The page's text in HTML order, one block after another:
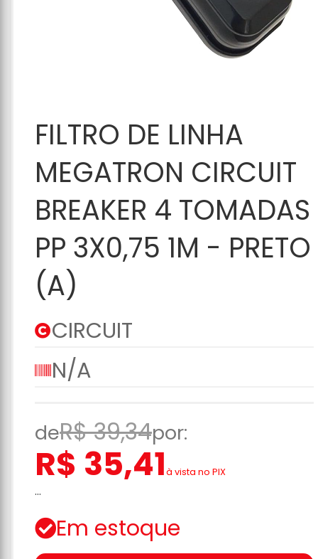
Adicionar ao
Carrinho
FILTRO DE LINHA
MEGATRON CIRCUIT
BREAKER 4 TOMADAS
PP 3X0,75 1M - PRETO
(A)
CIRCUIT
N/A
deR$ 39,34por:
R$ 35,41à vista no PIX
...
Em estoque